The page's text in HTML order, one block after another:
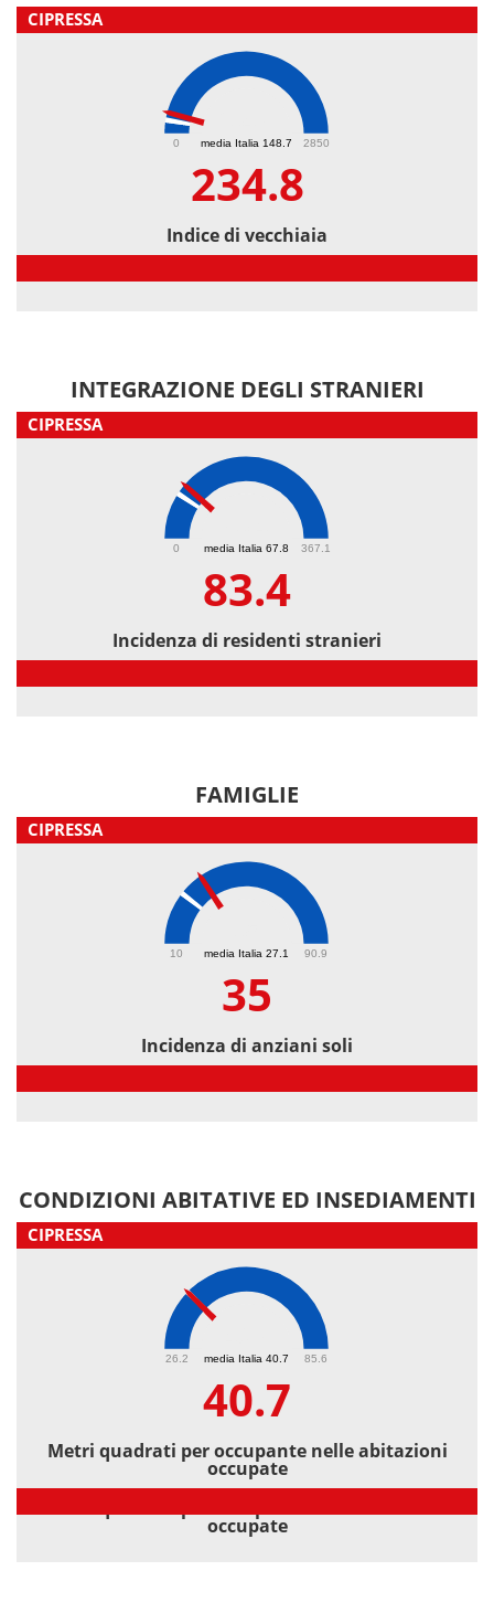
CIPRESSA
media Italia 148.7
0 2850
234.8
Indice di vecchiaia
INTEGRAZIONE DEGLI STRANIERI
CIPRESSA
media Italia 67.8
0 367.1
83.4
Incidenza di residenti stranieri
FAMIGLIE
CIPRESSA
media Italia 27.1
10 90.9
35
Incidenza di anziani soli
CONDIZIONI ABITATIVE ED INSEDIAMENTI
CIPRESSA
media Italia 40.7
26.2 85.6
40.7
Metri quadrati per occupante nelle abitazioni
occupate
occupate